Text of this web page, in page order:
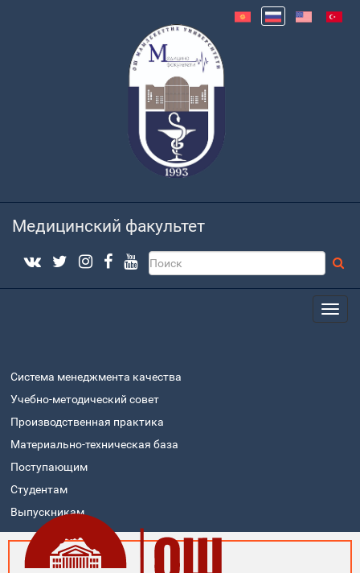
Медицинский факультет
Система менеджмента качества
Учебно-методический совет
Производственная практика
Материально-техническая база
Поступающим
Студентам
Выпускникам